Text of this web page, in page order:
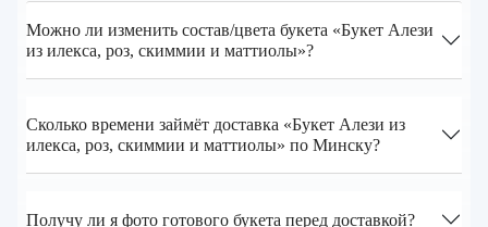
Можно ли изменить состав/цвета букета «Букет Алези
из илекса, роз, скиммии и маттиолы»?
Сколько времени займёт доставка «Букет Алези из
илекса, роз, скиммии и маттиолы» по Минску?
Получу ли я фото готового букета перед доставкой?